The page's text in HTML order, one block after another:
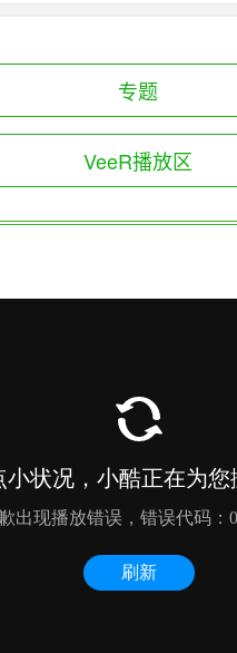
专题
VeeR播放区